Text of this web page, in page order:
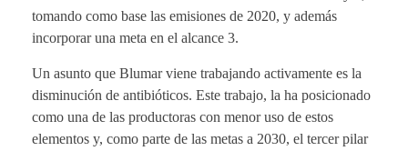
tomando como base las emisiones de 2020, y además
incorporar una meta en el alcance 3.
Un asunto que Blumar viene trabajando activamente es la
disminución de antibióticos. Este trabajo, la ha posicionado
como una de las productoras con menor uso de estos
elementos y, como parte de las metas a 2030, el tercer pilar